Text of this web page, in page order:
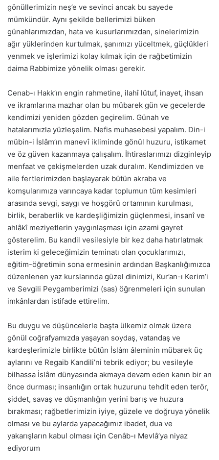
gönüllerimizin neş’e ve sevinci ancak bu sayede
mümkündür. Aynı şekilde bellerimizi büken
günahlarımızdan, hata ve kusurlarımızdan, sinelerimizin
ağır yüklerinden kurtulmak, şanımızı yüceltmek, güçlükleri
yenmek ve işlerimizi kolay kılmak için de rağbetimizin
daima Rabbimize yönelik olması gerekir.
Cenab-ı Hakk’ın engin rahmetine, ilahî lütuf, inayet, ihsan
ve ikramlarına mazhar olan bu mübarek gün ve gecelerde
kendimizi yeniden gözden geçirelim. Günah ve
hatalarımızla yüzleşelim. Nefis muhasebesi yapalım. Din-i
mübin-i İslâm’ın manevî ikliminde gönül huzuru, istikamet
ve öz güven kazanmaya çalışalım. İhtiraslarımızı dizginleyip
menfaat ve çekişmelerden uzak duralım. Kendimizden ve
aile fertlerimizden başlayarak bütün akraba ve
komşularımıza varıncaya kadar toplumun tüm kesimleri
arasında sevgi, saygı ve hoşgörü ortamının kurulması,
birlik, beraberlik ve kardeşliğimizin güçlenmesi, insanî ve
ahlâkî meziyetlerin yaygınlaşması için azami gayret
gösterelim. Bu kandil vesilesiyle bir kez daha hatırlatmak
isterim ki geleceğimizin teminatı olan çocuklarımızı,
eğitim-öğretimin sona ermesinin ardından Başkanlığımızca
düzenlenen yaz kurslarında güzel dinimizi, Kur’an-ı Kerim’i
ve Sevgili Peygamberimizi (sas) öğrenmeleri için sunulan
imkânlardan istifade ettirelim.
Bu duygu ve düşüncelerle başta ülkemiz olmak üzere
gönül coğrafyamızda yaşayan soydaş, vatandaş ve
kardeşlerimizle birlikte bütün İslâm âleminin mübarek üç
aylarını ve Regaib Kandili’ni tebrik ediyor; bu vesileyle
bilhassa İslâm dünyasında akmaya devam eden kanın bir an
önce durması; insanlığın ortak huzurunu tehdit eden terör,
şiddet, savaş ve düşmanlığın yerini barış ve huzura
bırakması; rağbetlerimizin iyiye, güzele ve doğruya yönelik
olması ve bu aylarda yapacağımız ibadet, dua ve
yakarışların kabul olması için Cenâb-ı Mevlâ’ya niyaz
ediyorum